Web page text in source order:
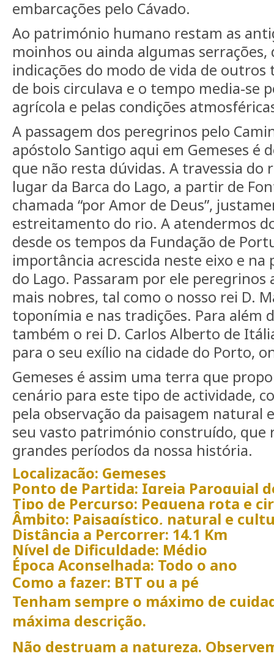
embarcações pelo Cávado.
Ao património humano restam as
moinhos ou ainda algumas serrações,
indicações do modo de vida de
de bois circulava e o tempo media-se
agrícola e pelas condições
A passagem dos peregrinos pelo
apóstolo Santigo aqui em Gemeses é
que não resta dúvidas. A travessia do
lugar da Barca do Lago, a partir de
chamada “por Amor de Deus”,
estreitamento do rio. A atendermos
desde os tempos da Fundação de
importância acrescida neste eixo e na
do Lago. Passaram por ele
mais nobres, tal como o nosso rei D.
toponímia e nas tradições. Para além
também o rei D. Carlos Alberto de
para o seu exílio na cidade do Porto,
Gemeses é assim uma terra que
cenário para este tipo de actividade,
pela observação da paisagem natural
seu vasto património construído, que
grandes períodos da nossa história.
Localização: Gemeses
Ponto de Partida: Igreja Paroquial
Tipo de Percurso: Pequena rota e
Âmbito: Paisagístico, natural e
Distância a Percorrer: 14,1 Km
Nível de Dificuldade: Médio
Época Aconselhada: Todo o ano
Como a fazer: BTT ou a pé
Tenham sempre o máximo de
máxima descrição.
Não destruam a natureza.